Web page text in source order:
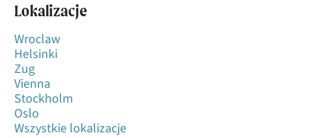
Lokalizacje
Wroclaw
Helsinki
Zug
Vienna
Stockholm
Oslo
Wszystkie lokalizacje